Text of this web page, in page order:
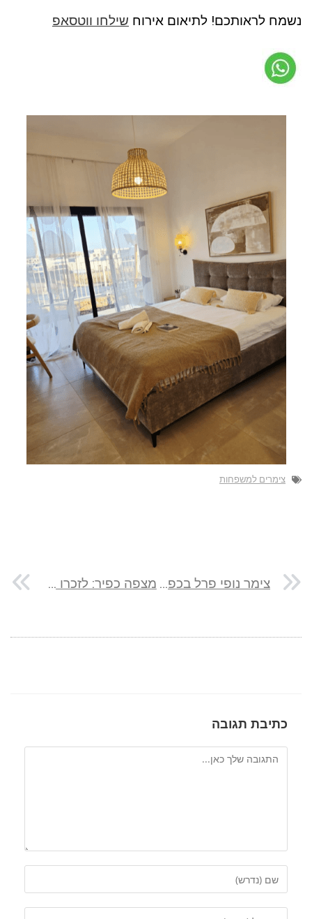
נשמח לראותכם! לתיאום אירוח שילחו ווטסאפ
צימרים למשפחות
צימר נופי פרל בכפר אדומים: חופשה מול נופי ואדי קלט מצפה כפיר: לזכרו של כפיר יצחק פרנקו הי"ד
כתיבת תגובה